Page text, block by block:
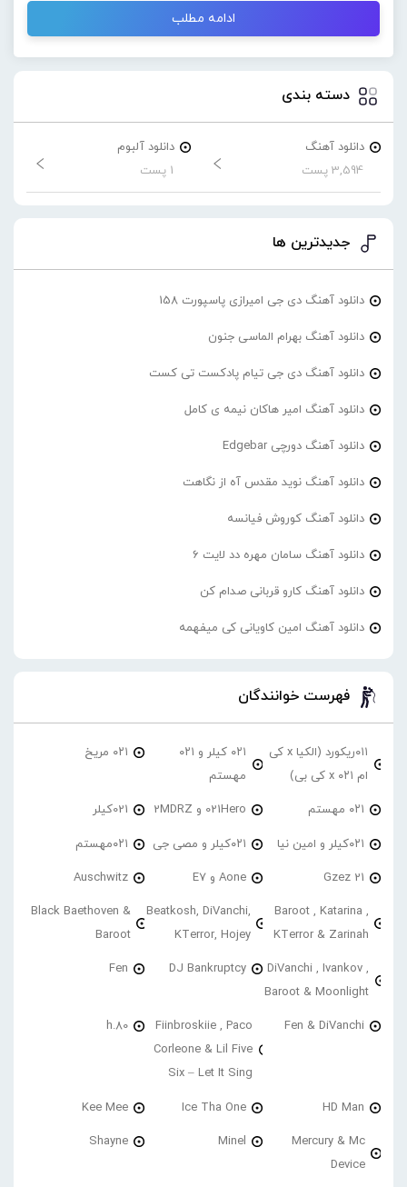
ادامه مطلب
دسته بندی
دانلود آهنگ
3,594 پست
دانلود آلبوم
1 پست
جدیدترین ها
دانلود آهنگ دی جی امیرازی پاسپورت 158
دانلود آهنگ بهرام الماسی جنون
دانلود آهنگ دی جی تیام پادکست تی کست
دانلود آهنگ امیر هاکان نیمه ی کامل
دانلود آهنگ دورچی Edgebar
دانلود آهنگ نوید مقدس آه از نگاهت
دانلود آهنگ کوروش فیانسه
دانلود آهنگ سامان مهره دد لایت 6
دانلود آهنگ کارو قربانی صدام کن
دانلود آهنگ امین کاویانی کی میفهمه
فهرست خوانندگان
۰۱۱ریکورد (الکیا x کی
ام ۰۲۱ x کی بی)
۰۲۱ کیلر و ۰۲۱
مهستم
۰۲۱ مریخ
۰۲۱ مهستم 021Hero و 2MDRZ 021کیلر
۰۲۱کیلر و امین نیا ۰۲۱کیلر و مصی جی ۰۲۱مهستم
21 Gzez Aone و E7 Auschwitz
Baroot , Katarina ,
KTerror & Zarinah
Beatkosh, DiVanchi,
KTerror, Hojey
Black Baethoven &
Baroot
DiVanchi , Ivankov ,
Baroot & Moonlight
DJ Bankruptcy
Fen
Fen & DiVanchi
Fiinbroskiie , Paco
Corleone & Lil Five
Six – Let It Sing
h.80
HD Man
Ice Tha One
Kee Mee
Mercury & Mc
Device
Minel
Shayne